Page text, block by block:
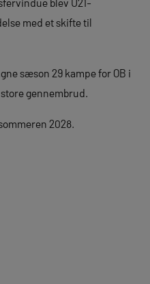
med et skifte til
sæson 29 kampe for OB i
gennembrud.
2028.